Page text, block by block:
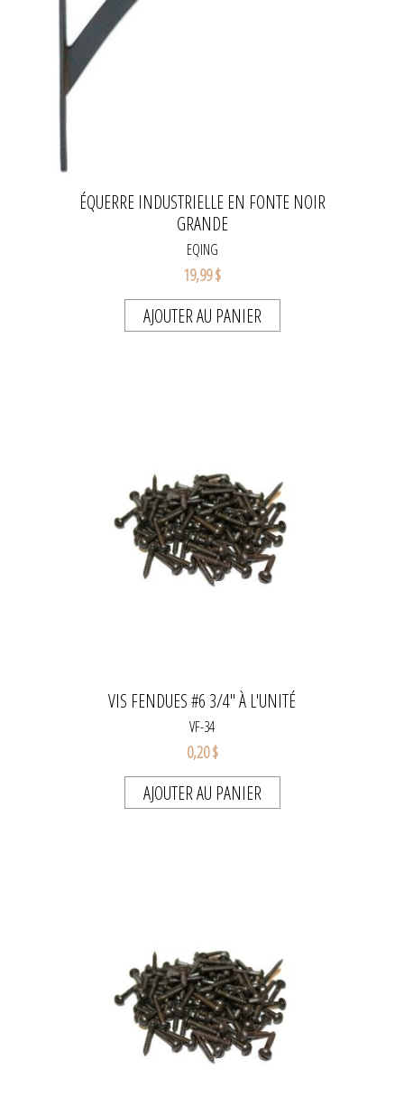
ÉQUERRE INDUSTRIELLE EN FONTE NOIR
GRANDE
EQING
19,99 $
AJOUTER AU PANIER
VIS FENDUES #6 3/4" À L'UNITÉ
VF-34
0,20 $
AJOUTER AU PANIER